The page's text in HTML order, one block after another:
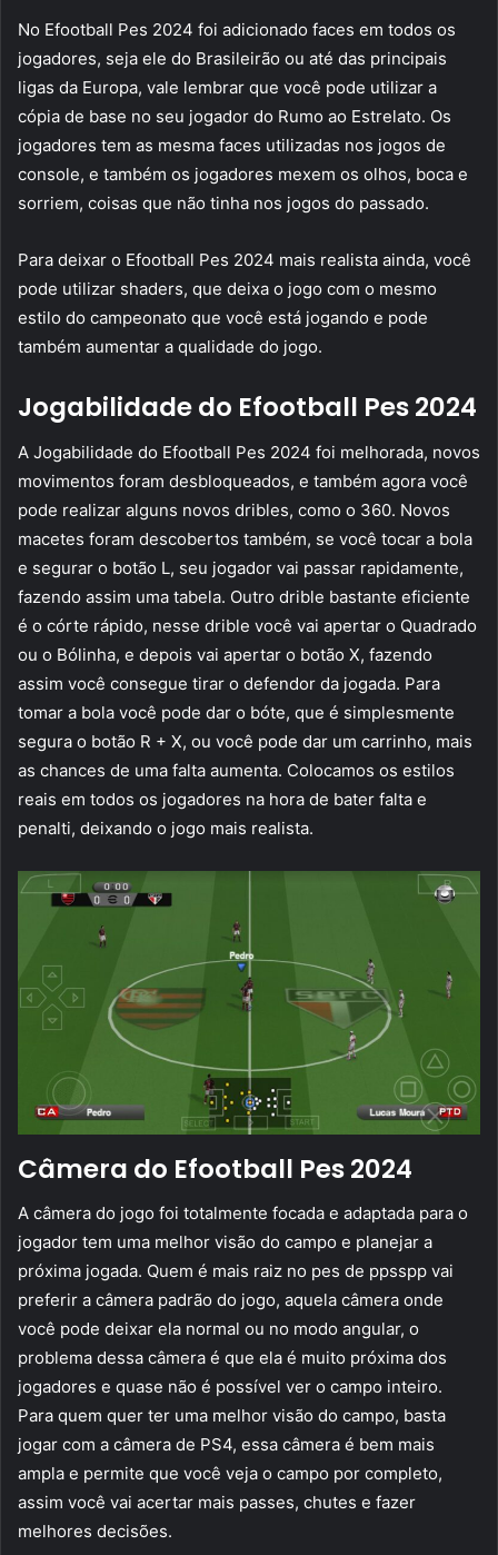
No Efootball Pes 2024 foi adicionado faces em todos os
jogadores, seja ele do Brasileirão ou até das principais
ligas da Europa, vale lembrar que você pode utilizar a
cópia de base no seu jogador do Rumo ao Estrelato. Os
jogadores tem as mesma faces utilizadas nos jogos de
console, e também os jogadores mexem os olhos, boca e
sorriem, coisas que não tinha nos jogos do passado.
Para deixar o Efootball Pes 2024 mais realista ainda, você
pode utilizar shaders, que deixa o jogo com o mesmo
estilo do campeonato que você está jogando e pode
também aumentar a qualidade do jogo.
Jogabilidade do Efootball Pes 2024
A Jogabilidade do Efootball Pes 2024 foi melhorada, novos
movimentos foram desbloqueados, e também agora você
pode realizar alguns novos dribles, como o 360. Novos
macetes foram descobertos também, se você tocar a bola
e segurar o botão L, seu jogador vai passar rapidamente,
fazendo assim uma tabela. Outro drible bastante eficiente
é o córte rápido, nesse drible você vai apertar o Quadrado
ou o Bólinha, e depois vai apertar o botão X, fazendo
assim você consegue tirar o defendor da jogada. Para
tomar a bola você pode dar o bóte, que é simplesmente
segura o botão R + X, ou você pode dar um carrinho, mais
as chances de uma falta aumenta. Colocamos os estilos
reais em todos os jogadores na hora de bater falta e
penalti, deixando o jogo mais realista.
Câmera do Efootball Pes 2024
A câmera do jogo foi totalmente focada e adaptada para o
jogador tem uma melhor visão do campo e planejar a
próxima jogada. Quem é mais raiz no pes de ppsspp vai
preferir a câmera padrão do jogo, aquela câmera onde
você pode deixar ela normal ou no modo angular, o
problema dessa câmera é que ela é muito próxima dos
jogadores e quase não é possível ver o campo inteiro.
Para quem quer ter uma melhor visão do campo, basta
jogar com a câmera de PS4, essa câmera é bem mais
ampla e permite que você veja o campo por completo,
assim você vai acertar mais passes, chutes e fazer
melhores decisões.